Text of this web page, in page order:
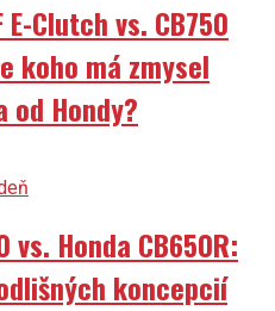
E-Clutch vs. CB750
koho má zmysel
Hondy?
Honda CB650R:
koncepcií